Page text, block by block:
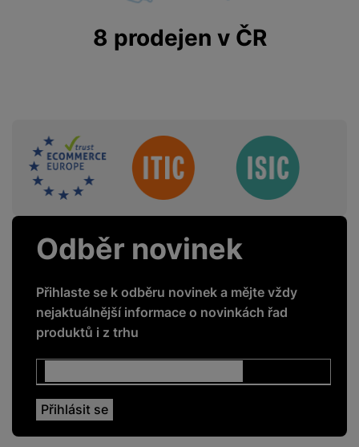
8 prodejen v ČR
Sdružení
Odběr novinek
Přihlaste se k odběru novinek a mějte vždy
nejaktuálnější informace o novinkách řad
produktů i z trhu